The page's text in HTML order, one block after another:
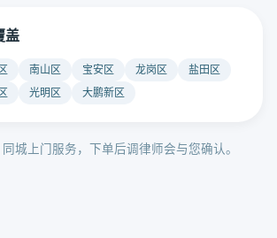
盖
南山区 宝安区 龙岗区
盐田区
光明区 大鹏新区
城上门服务，下单后调律师会与您确认。